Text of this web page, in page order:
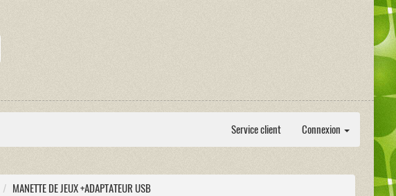
Service client Connexion
MANETTE DE JEUX +ADAPTATEUR USB